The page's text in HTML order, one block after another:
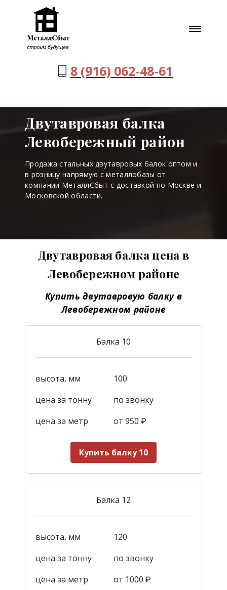
8 (916) 062-48-61
Двутавровая балка
Левобережный район
Продажа стальных двутавровых балок оптом и
в розницу напрямую с металлобазы от
компании МеталлСбыт с доставкой по Москве и
Московской области.
Двутавровая балка цена в
Левобережном районе
Купить двутавровую балку в
Левобережном районе
Балка 10
высота, мм
100
цена за тонну
по звонку
цена за метр
от 950 ₽
Купить балку 10
Балка 12
высота, мм
120
цена за тонну
по звонку
цена за метр
от 1000 ₽